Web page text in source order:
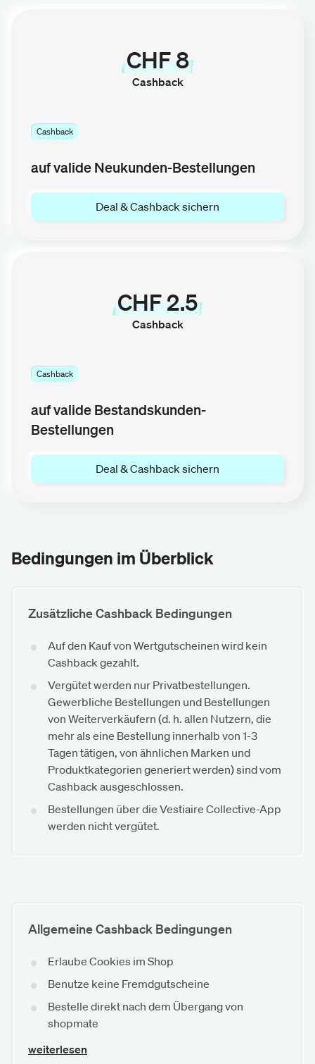
Bedingungen im Überblick
Zusätzliche Cashback Bedingungen
Auf den Kauf von Wertgutscheinen wird kein
Cashback gezahlt.
Vergütet werden nur Privatbestellungen.
Gewerbliche Bestellungen und Bestellungen
von Weiterverkäufern (d. h. allen Nutzern, die
mehr als eine Bestellung innerhalb von 1-3
Tagen tätigen, von ähnlichen Marken und
Produktkategorien generiert werden) sind vom
Cashback ausgeschlossen.
Bestellungen über die Vestiaire Collective-App
werden nicht vergütet.
Allgemeine Cashback Bedingungen
Erlaube Cookies im Shop
Benutze keine Fremdgutscheine
Bestelle direkt nach dem Übergang von
shopmate
weiterlesen
CHF 8
Cashback
Cashback
auf valide Neukunden-Bestellungen
Deal & Cashback sichern
CHF 2.5
Cashback
Cashback
auf valide Bestandskunden-
Bestellungen
Deal & Cashback sichern